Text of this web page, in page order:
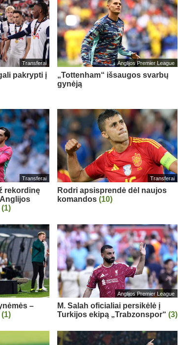
Transferai
pakrypti į
Anglijos Premier League
„Tottenham“ išsaugos svarbų
gynėją
Transferai
rekordinę
(1)
Transferai
Rodri apsisprendė dėl naujos
komandos (10)
–
(1)
Anglijos Premier League
M. Salah oficialiai persikėlė į
Turkijos ekipą „Trabzonspor“ (3)